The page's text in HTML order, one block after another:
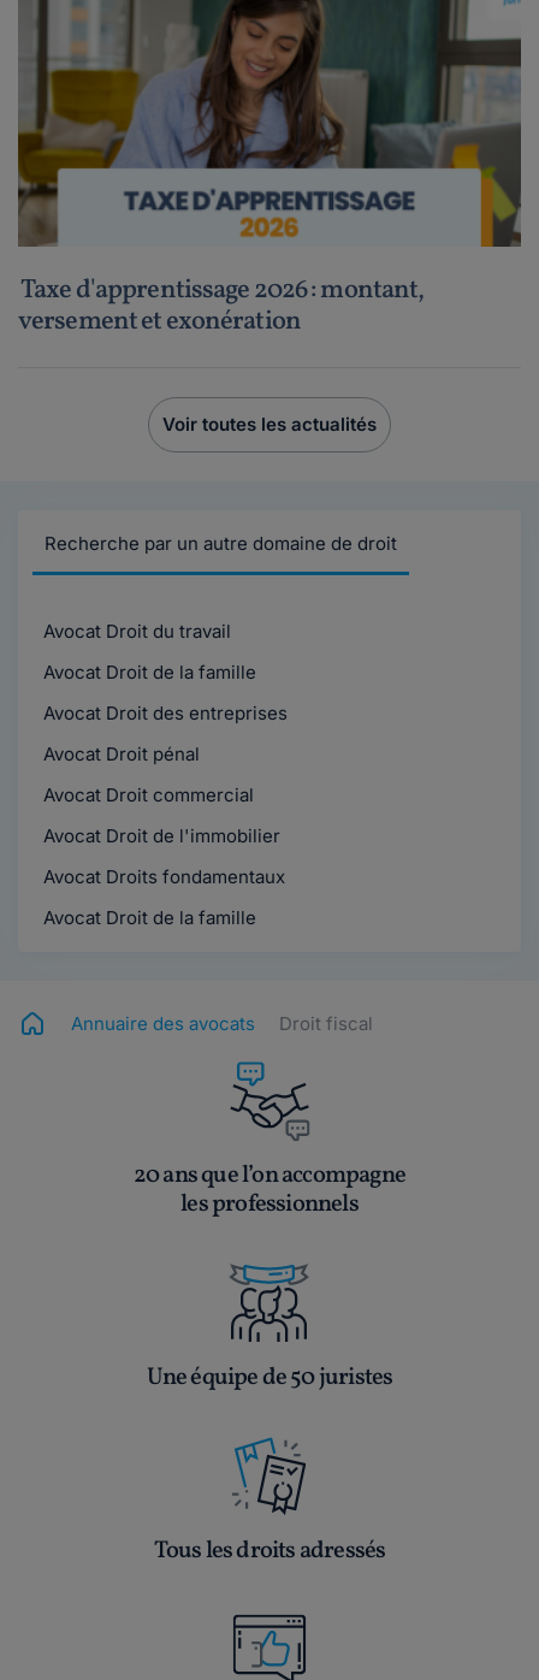
Taxe d'apprentissage 2026 : montant,
versement et exonération
Voir toutes les actualités
Recherche par un autre domaine de droit
Avocat Droit du travail
Avocat Droit de la famille
Avocat Droit des entreprises
Avocat Droit pénal
Avocat Droit commercial
Avocat Droit de l'immobilier
Avocat Droits fondamentaux
Avocat Droit de la famille
Annuaire des avocats Droit fiscal
20 ans que l’on accompagne
les professionnels
Une équipe de 50 juristes
Tous les droits adressés